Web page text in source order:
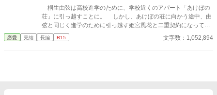
が自分から離れていってしまっている気がした春樹は焦ってい
た。 彼女と話がしたい。笑った顔が見たい。 志穂と一緒に帰ろう
と、彼女が部活動を行っている体育館へ向かったのだが……。 そ
そうにしている志穂の声だった。 その瞬間、春樹の中で志穂に対
桐生由弦は高校進学のために、学校近くのアパート「あけぼの
荘」に引っ越すことに。 しかし、あけぼの荘に向かう途中、由
弦と同じく進学のために引っ越す姫宮風花と二重契約になってお
り、既に引っ越しの作業が始まっているという連絡が来る。 風
花に部屋を譲ったが、あけぼの荘に空き部屋はなく、由弦の希望
恋愛 完結 長編 R15 文字数：1,052,894